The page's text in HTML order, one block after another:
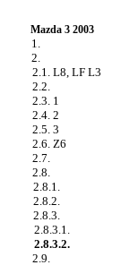
Mazda 3 2003
1.
2.
2.1. L8, LF L3
2.2.
2.3. 1
2.4. 2
2.5. 3
2.6. Z6
2.7.
2.8.
2.8.1.
2.8.2.
2.8.3.
2.8.3.1.
2.8.3.2.
2.9.